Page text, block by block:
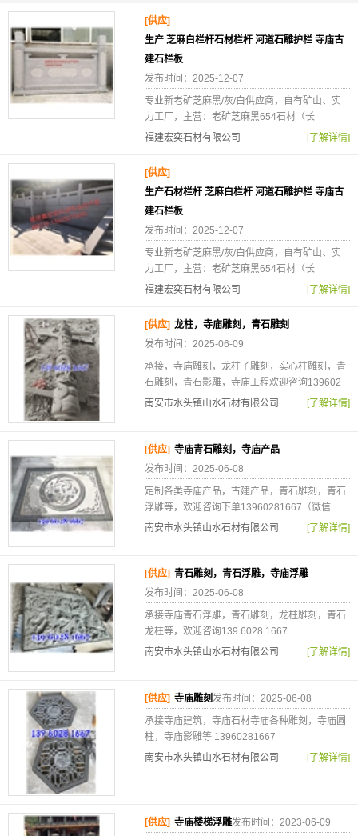
[供应]
生产 芝麻白栏杆石材栏杆 河道石雕护栏 寺庙古
建石栏板
发布时间：2025-12-07
专业新老矿芝麻黑/灰/白供应商，自有矿山、实
力工厂，主营：老矿芝麻黑654石材（长
福建宏奕石材有限公司
[了解详情]
[供应]
生产石材栏杆 芝麻白栏杆 河道石雕护栏 寺庙古
建石栏板
发布时间：2025-12-07
专业新老矿芝麻黑/灰/白供应商，自有矿山、实
力工厂，主营：老矿芝麻黑654石材（长
福建宏奕石材有限公司
[了解详情]
[供应] 龙柱，寺庙雕刻，青石雕刻
发布时间：2025-06-09
承接，寺庙雕刻，龙柱子雕刻，实心柱雕刻，青
石雕刻，青石影雕，寺庙工程欢迎咨询139602
南安市水头镇山水石材有限公司
[了解详情]
[供应] 寺庙青石雕刻，寺庙产品
发布时间：2025-06-08
定制各类寺庙产品，古建产品，青石雕刻，青石
浮雕等，欢迎咨询下单13960281667（微信
南安市水头镇山水石材有限公司
[了解详情]
[供应] 青石雕刻，青石浮雕，寺庙浮雕
发布时间：2025-06-08
承接寺庙青石浮雕，青石雕刻，龙柱雕刻，青石
龙柱等，欢迎咨询139 6028 1667
南安市水头镇山水石材有限公司
[了解详情]
[供应] 寺庙雕刻 发布时间：2025-06-08
承接寺庙建筑，寺庙石材寺庙各种雕刻，寺庙圆
柱，寺庙影雕等 13960281667
南安市水头镇山水石材有限公司
[了解详情]
[供应] 寺庙楼梯浮雕发布时间：2023-06-09